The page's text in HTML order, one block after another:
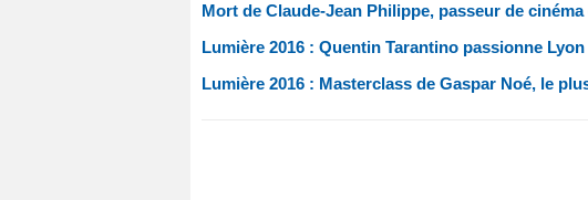
Mort de Claude-Jean Philippe, passeur de
Lumière 2016 : Quentin Tarantino passionne
Lumière 2016 : Masterclass de Gaspar Noé, le